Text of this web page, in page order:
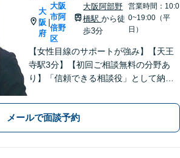
大
阪
府
大阪
市阿
倍野
区
大阪阿部野
橋駅から徒
歩3分
営業時間：10:0
0~19:00（平
日）
【女性目線のサポートが強み】【天王
寺駅3分】【初回ご相談無料の分野あ
り】「信頼できる相談役」として納得
問題】安心して相談できる環境・関係
づくりを心がけます【借金・債務整
理】経済状況に応じて適切な解決策を
ご提案します
メールで面談予約